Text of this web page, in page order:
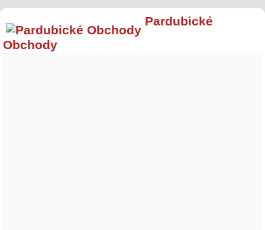
Pardubické
Obchody